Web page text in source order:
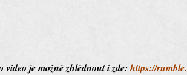
video je možné zhlédnout i zde:https://